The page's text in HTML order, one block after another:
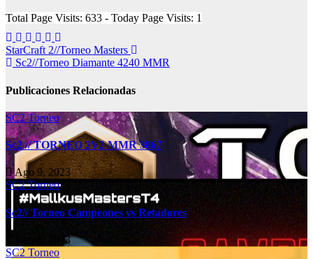
Total Page Visits: 633 - Today Page Visits: 1
Navegación
de
entradas
StarCraft 2//Torneo Masters
Sc2//Torneo Diamante 4240 MMR
Publicaciones Relacionadas
SC2 Torneo
Sc2 // TORNEO 2V2 MMR 3867
Ago 9, 2023
SC2 Torneo
Sc2// Torneo Campeones vs Retadores
Ago 6, 2023
SC2 Torneo